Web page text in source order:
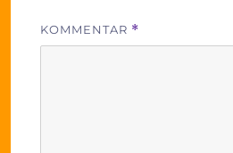
KOMMENTAR *